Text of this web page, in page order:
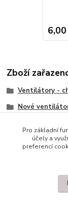
6,00
Zboží
Ventilátory -
Nové
© 2014 - 2025
Pro základní
účely a
preferencí